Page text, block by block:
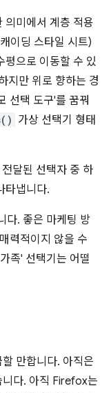
의미에서 계층 적용
이딩 스타일 시트)
평으로 이동할 수 있
지만 위로 향하는 경
선택 도구'를 꿈꿔
가상 선택기 형태
달된 선택자 중 하
타냅니다.
다. 좋은 마케팅 방
력적이지 않을 수
족' 선택기는 어떨
만합니다. 아직은
니다. 아직 Firefox는